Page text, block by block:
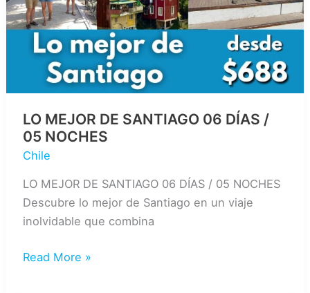
NOCHES
LO MEJOR DE SANTIAGO 06 DÍAS /
05 NOCHES
Chile
LO MEJOR DE SANTIAGO 06 DÍAS / 05 NOCHES
Descubre lo mejor de Santiago en un viaje
inolvidable que combina
LO
Read More »